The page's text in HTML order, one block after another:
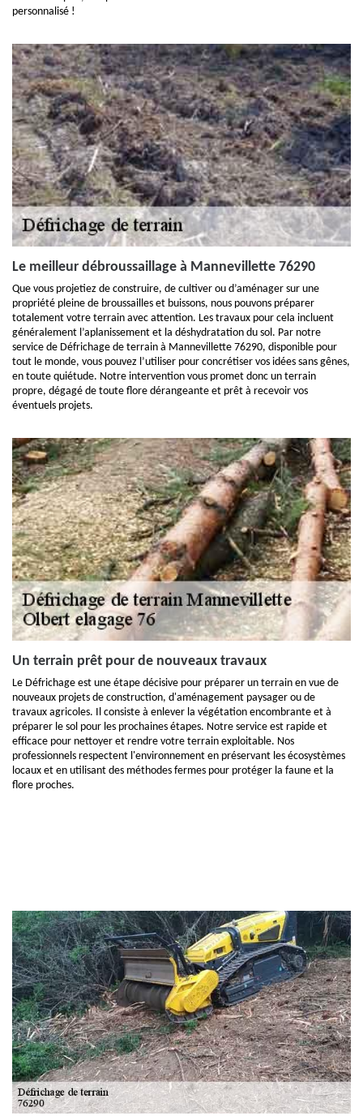
personnalisé !
Le meilleur débroussaillage à Mannevillette 76290
Que vous projetiez de construire, de cultiver ou d’aménager sur une
propriété pleine de broussailles et buissons, nous pouvons préparer
totalement votre terrain avec attention. Les travaux pour cela incluent
généralement l’aplanissement et la déshydratation du sol. Par notre
service de Défrichage de terrain à Mannevillette 76290, disponible pour
tout le monde, vous pouvez l’utiliser pour concrétiser vos idées sans gênes,
en toute quiétude. Notre intervention vous promet donc un terrain
propre, dégagé de toute flore dérangeante et prêt à recevoir vos
éventuels projets.
Un terrain prêt pour de nouveaux travaux
Le Défrichage est une étape décisive pour préparer un terrain en vue de
nouveaux projets de construction, d'aménagement paysager ou de
travaux agricoles. Il consiste à enlever la végétation encombrante et à
préparer le sol pour les prochaines étapes. Notre service est rapide et
efficace pour nettoyer et rendre votre terrain exploitable. Nos
professionnels respectent l'environnement en préservant les écosystèmes
locaux et en utilisant des méthodes fermes pour protéger la faune et la
flore proches.